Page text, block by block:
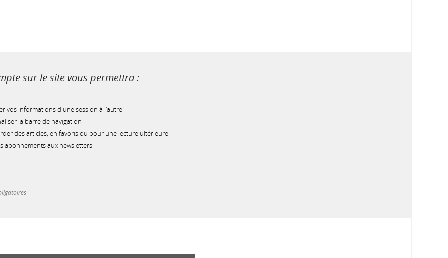
sur le site vous permettra :
vos informations d'une session à l'autre
la barre de navigation
des articles, en favoris ou pour une lecture ultérieure
abonnements aux newsletters